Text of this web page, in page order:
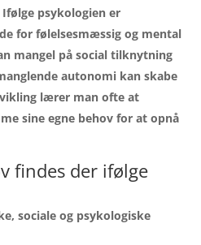
psykologien er
for følelsesmæssig og mental
mangel på social tilknytning
autonomi kan skabe
lærer man ofte at
sine egne behov for at opnå
findes der ifølge
sociale og psykologiske